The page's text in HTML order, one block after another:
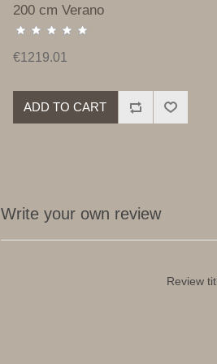
200 cm Verano
€1219.01
ADD TO CART
Write your own review
Review